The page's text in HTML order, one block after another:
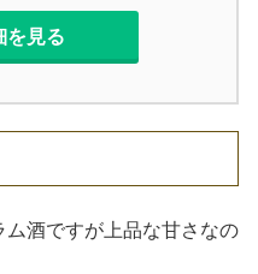
を見る
酒ですが上品な甘さなの